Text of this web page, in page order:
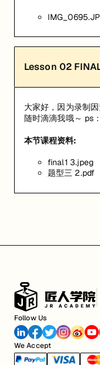
Lesson 02
大家好，因为录制
随时滴滴我哦～ ps
本节课程资料:
final1 3.jpeg
题型三 2.pdf
Follow Us
We Accept